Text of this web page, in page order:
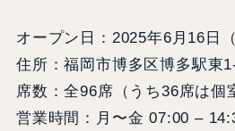
オープン日：2025年6月16日（
住所：福岡市博多区博多駅東
席数：全96席（うち36席は個
営業時間：月〜金 07:00 –